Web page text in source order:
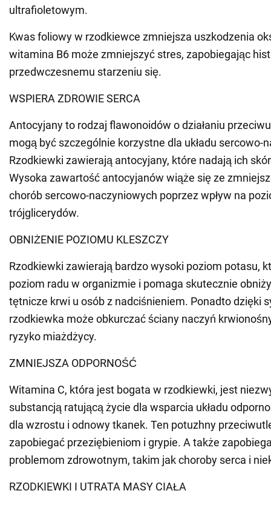
ultrafioletowym.
Kwas foliowy w rzodkiewce zmniejsza uszkodzenia
witamina B6 może zmniejszyć stres, zapobiegając
przedwczesnemu starzeniu się.
WSPIERA ZDROWIE SERCA
Antocyjany to rodzaj flawonoidów o działaniu
mogą być szczególnie korzystne dla układu sercowo-
Rzodkiewki zawierają antocyjany, które nadają ich
Wysoka zawartość antocyjanów wiąże się ze
chorób sercowo-naczyniowych poprzez wpływ na
trójglicerydów.
OBNIŻENIE POZIOMU KLESZCZY
Rzodkiewki zawierają bardzo wysoki poziom potasu,
poziom radu w organizmie i pomaga skutecznie
tętnicze krwi u osób z nadciśnieniem. Ponadto dzięki
rzodkiewka może obkurczać ściany naczyń
ryzyko miażdżycy.
ZMNIEJSZA ODPORNOŚĆ
Witamina C, która jest bogata w rzodkiewki, jest
substancją ratującą życie dla wsparcia układu
dla wzrostu i odnowy tkanek. Ten potuzhny
zapobiegać przeziębieniom i grypie. A także
problemom zdrowotnym, takim jak choroby serca i
RZODKIEWKI I UTRATA MASY CIAŁA